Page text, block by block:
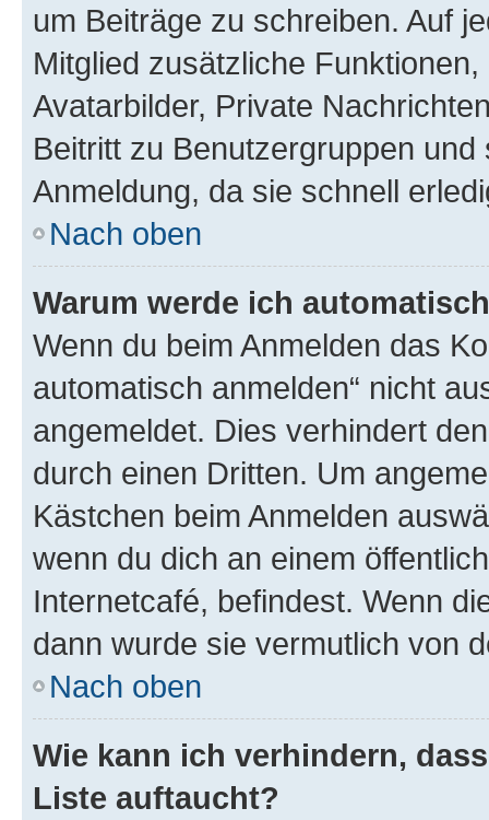
um Beiträge zu schreiben. Auf
Mitglied zusätzliche
Avatarbilder, Private
Beitritt zu Benutzergruppen
Anmeldung, da sie schnell
Nach oben
Warum werde ich
Wenn du beim Anmelden das
automatisch anmelden“ nicht
angemeldet. Dies verhindert
durch einen Dritten. Um
Kästchen beim Anmelden
wenn du dich an einem
Internetcafé, befindest. Wenn
dann wurde sie vermutlich von
Nach oben
Wie kann ich verhindern,
Liste auftaucht?